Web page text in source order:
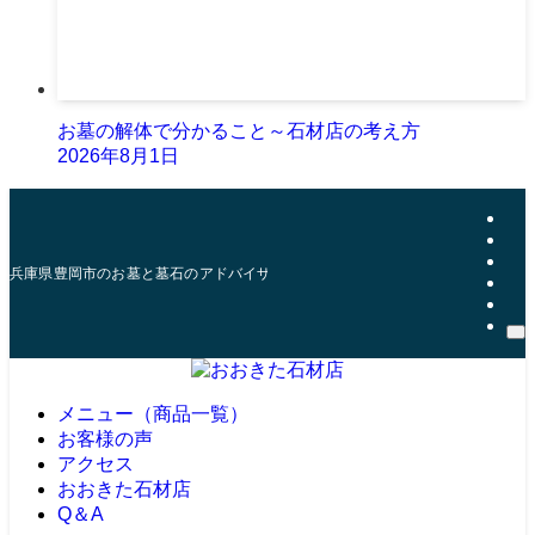
お墓の解体で分かること～石材店の考え方
2026年8月1日
兵庫県豊岡市のお墓と墓石のアドバイザー | おおきた石材店
メニュー（商品一覧）
お客様の声
アクセス
おおきた石材店
Q＆A